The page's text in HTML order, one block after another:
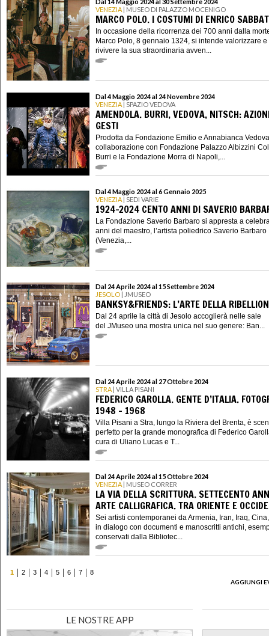
VENEZIA | MUSEO DI PALAZZO MOCENIGO
MARCO POLO. I COSTUMI DI ENRICO
In occasione della ricorrenza dei 700 anni dalla
Marco Polo, 8 gennaio 1324, si intende valorizzare e
rivivere la sua straordinaria avven...
Dal 4 Maggio 2024 al 24 Novembre 2024
VENEZIA | SPAZIO VEDOVA
AMENDOLA. BURRI, VEDOVA, NITSCH:
GESTI
Prodotta da Fondazione Emilio e Annabianca
collaborazione con Fondazione Palazzo Albizzini
Burri e la Fondazione Morra di Napoli,...
Dal 4 Maggio 2024 al 6 Gennaio 2025
VENEZIA | SEDI VARIE
1924-2024 CENTO ANNI DI SAVERIO
La Fondazione Saverio Barbaro si appresta a
anni del maestro, l’artista poliedrico Saverio Barbaro
(Venezia,...
Dal 24 Aprile 2024 al 15 Settembre 2024
JESOLO | JMUSEO
BANKSY&FRIENDS: L’ARTE DELLA
Dal 24 aprile la città di Jesolo accoglierà nelle sale
del JMuseo una mostra unica nel suo genere: Ban...
Dal 24 Aprile 2024 al 27 Ottobre 2024
STRA | VILLA PISANI
FEDERICO GAROLLA. GENTE D’ITALIA.
1948 – 1968
Villa Pisani a Stra, lungo la Riviera del Brenta, è
perfetto per la grande monografica di Federico
cura di Uliano Lucas e T...
Dal 24 Aprile 2024 al 15 Ottobre 2024
VENEZIA | MUSEO CORRER
LA VIA DELLA SCRITTURA. SETTECENTO
ARTE CALLIGRAFICA. TRA ORIENTE E
Sei artisti contemporanei da Armenia, Iran, Iraq,
in dialogo con documenti e manoscritti antichi,
conservati dalla Bibliotec...
1 2 3 4 5 6 7
8
AGGIUNGI
LE NOSTRE APP